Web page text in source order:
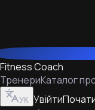
Fitness Coach
ТренериКаталог
УК Увійти